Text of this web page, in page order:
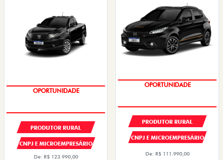
PREÇOS REDUZIDOS
PRODUTOR RURAL
CNPJ E MICROEMPRESÁRIO
De: R$ 123.990,00
PREÇOS REDUZIDOS
PRODUTOR RURAL
CNPJ E MICROEMPRESÁRIO
De: R$ 111.990,00